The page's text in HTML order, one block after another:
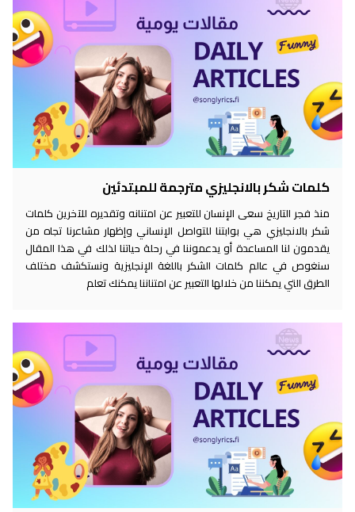
كلمات شكر بالانجليزي مترجمة للمبتدئين
منذ فجر التاريخ سعى الإنسان للتعبير عن امتنانه وتقديره للآخرين كلمات
شكر بالانجليزي هي بوابتنا للتواصل الإنساني وإظهار مشاعرنا تجاه من
يقدمون لنا المساعدة أو يدعموننا في رحلة حياتنا لذلك في هذا المقال
سنغوص في عالم كلمات الشكر باللغة الإنجليزية ونستكشف مختلف
الطرق التي يمكننا من خلالها التعبير عن امتناننا يمكنك تعلم